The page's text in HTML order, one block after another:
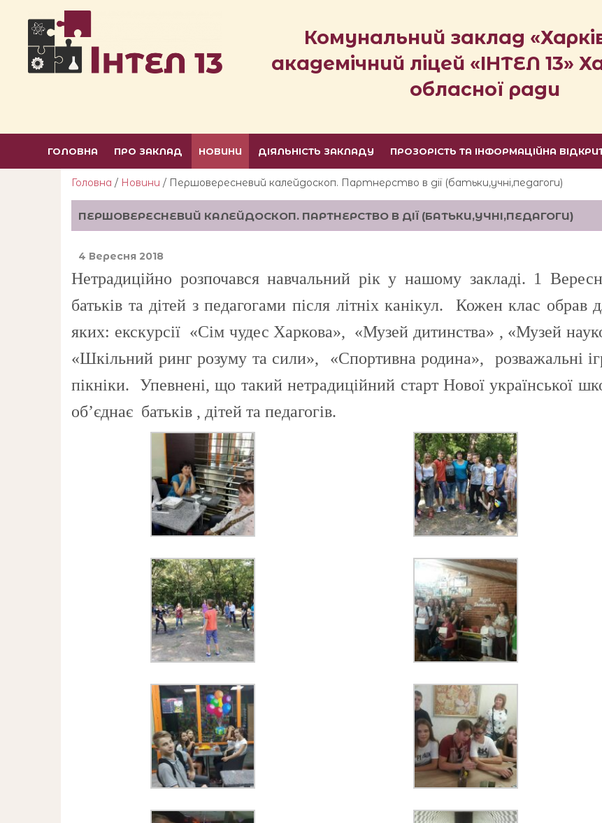
Комунальний заклад
академічний ліцей «ІНТЕЛ 13»
обласної ради
ГОЛОВНА ПРО ЗАКЛАД НОВИНИ ДІЯЛЬНІСТЬ ЗАКЛАДУ ПРОЗОРІСТЬ ТА ІНФОРМАЦІЙНА
Головна / Новини / Першовересневий калейдоскоп. Партнерство в дії (батьки,учні,педагоги)
ПЕРШОВЕРЕСНЕВИЙ КАЛЕЙДОСКОП. ПАРТНЕРСТВО В ДІЇ (БАТЬКИ,УЧНІ,ПЕДАГОГИ)
4 Вересня 2018
Нетрадиційно розпочався навчальний рік у нашому закладі. 1
батьків та дітей з педагогами після літніх канікул. Кожен клас
яких: екскурсії «Сім чудес Харкова», «Музей дитинства» , «Музей
«Шкільний ринг розуму та сили», «Спортивна родина», розважальні
пікніки. Упевнені, що такий нетрадиційний старт Нової української
об’єднає батьків , дітей та педагогів.